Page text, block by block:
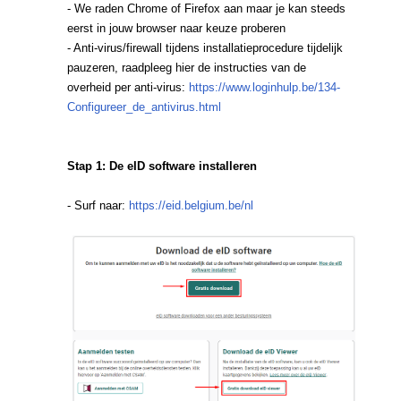
- We raden Chrome of Firefox aan maar je kan steeds
eerst in jouw browser naar keuze proberen
- Anti-virus/firewall tijdens installatieprocedure tijdelijk
pauzeren, raadpleeg hier de instructies van de
overheid per anti-virus: https://www.loginhulp.be/134-
Configureer_de_antivirus.html
Stap 1: De eID software installeren
- Surf naar: https://eid.belgium.be/nl